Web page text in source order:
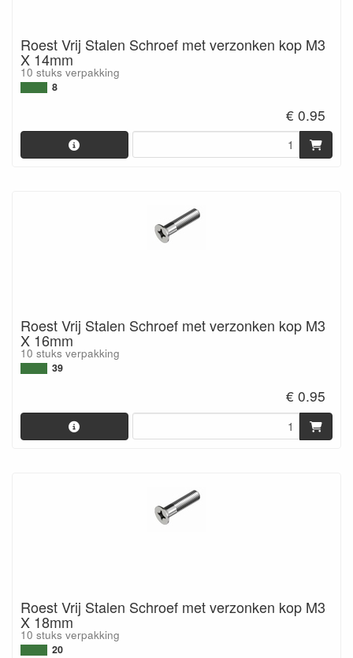
Roest Vrij Stalen Schroef met verzonken kop M3
X 14mm
10 stuks verpakking
8
€ 0.95
Roest Vrij Stalen Schroef met verzonken kop M3
X 16mm
10 stuks verpakking
39
€ 0.95
Roest Vrij Stalen Schroef met verzonken kop M3
X 18mm
10 stuks verpakking
20